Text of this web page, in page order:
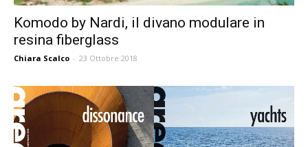
Komodo by Nardi, il divano modulare in
resina fiberglass
Chiara Scalco - 23 Ottobre 2018